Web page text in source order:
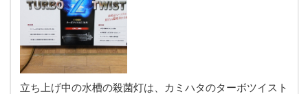
立ち上げ中の水槽の殺菌灯は、カミハタのターボツイスト